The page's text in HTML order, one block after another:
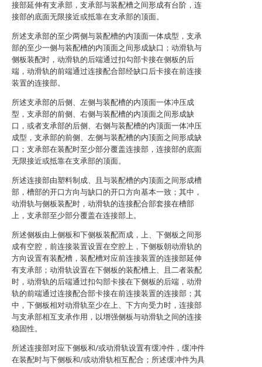
接部延伸有支承部，支承部与装配槽之间形成有台阶，连
接部的底面无限接近或抵靠在支承部的顶面。
所述支承部的至少两侧与装配槽的内顶面一体成型，支承
部的至少一侧与装配槽的内顶面之间形成缺口；动滑轨与
侧板装配时，动滑轨的后端通过扣勾部卡接在侧板的后
端，动滑轨的前端通过连接配合部经缺口后卡接在前连接
装置的连接部。
所述支承部的后侧、左侧与装配槽的内顶面一体冲压成
型，支承部的前侧、右侧与装配槽的内顶面之间形成缺
口，或者支承部的后侧、右侧与装配槽的内顶面一体冲压
成型，支承部的前侧、左侧与装配槽的内顶面之间形成缺
口；支承部在装配时至少部分覆盖连接部，连接部的底面
无限接近或抵靠在支承部的顶面。
所述连接部由塑料制成、且与装配槽的内顶面之间形成槽
部，槽部的开口方向与缺口的开口方向基本一致；其中，
动滑轨与侧板装配时，动滑轨的连接配合部套接在槽部
上，支承部至少部分覆盖在连接部上。
所述侧板由上侧板和下侧板装配而成，上、下侧板之间形
成有空腔，前连接装置设置在空腔上，下侧板朝动滑轨的
方向设置有装配槽，装配槽对应前连接装置的连接部延伸
有支承部；动滑轨设置在下侧板的装配槽上、且二者装配
时，动滑轨的后端通过扣勾部卡接在下侧板的后端，动滑
轨的前端通过连接配合部卡接在前连接装置的连接部；其
中，下侧板相对动滑轨至少在上、下方向受力时，连接部
与支承部相互支承作用，以增强侧板与动滑轨之间的连接
稳固性。
所述连接部对应下侧板和/或动滑轨设置有缓冲件，缓冲件
在装配时与下侧板和/或动滑轨相互配合；所述缓冲件为具